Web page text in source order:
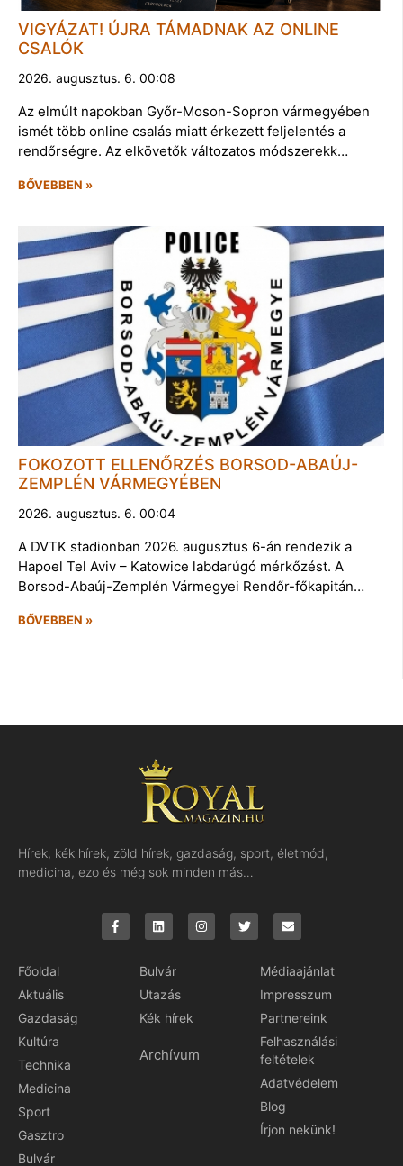
VIGYÁZAT! ÚJRA TÁMADNAK AZ ONLINE
CSALÓK
2026. augusztus. 6. 00:08
Az elmúlt napokban Győr-Moson-Sopron vármegyében
ismét több online csalás miatt érkezett feljelentés a
rendőrségre. Az elkövetők változatos módszerekk…
BŐVEBBEN »
FOKOZOTT ELLENŐRZÉS BORSOD-ABAÚJ-
ZEMPLÉN VÁRMEGYÉBEN
2026. augusztus. 6. 00:04
A DVTK stadionban 2026. augusztus 6-án rendezik a
Hapoel Tel Aviv – Katowice labdarúgó mérkőzést. A
Borsod-Abaúj-Zemplén Vármegyei Rendőr-főkapitán…
BŐVEBBEN »
Hírek, kék hírek, zöld hírek, gazdaság, sport, életmód,
medicina, ezo és még sok minden más…
Főoldal
Aktuális
Gazdaság
Kultúra
Technika
Medicina
Sport
Gasztro
Bulvár
Bulvár
Utazás
Kék hírek
Archívum
Médiaajánlat
Impresszum
Partnereink
Felhasználási
feltételek
Adatvédelem
Blog
Írjon nekünk!